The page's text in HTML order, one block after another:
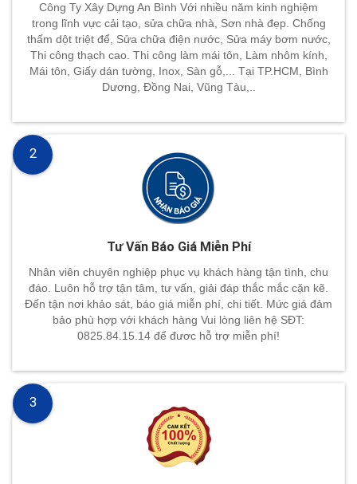
Công Ty Xây Dựng An Bình Với nhiều năm kinh nghiệm
trong lĩnh vực cải tạo, sửa chữa nhà, Sơn nhà đẹp. Chống
thấm dột triệt để, Sửa chữa điện nước, Sửa máy bơm nước,
Thi công thạch cao. Thi công làm mái tôn, Làm nhôm kính,
Mái tôn, Giấy dán tường, Inox, Sàn gỗ,... Tại TP.HCM, Bình
Dương, Đồng Nai, Vũng Tàu,..
Tư Vấn Báo Giá Miễn Phí
Nhân viên chuyên nghiệp phục vụ khách hàng tận tình, chu
đáo. Luôn hỗ trợ tận tâm, tư vấn, giải đáp thắc mắc cặn kẽ.
Đến tận nơi khảo sát, báo giá miễn phí, chi tiết. Mức giá đảm
bảo phù hợp với khách hàng Vui lòng liên hệ SĐT:
0825.84.15.14 để đươc hỗ trợ miễn phí!
2
3